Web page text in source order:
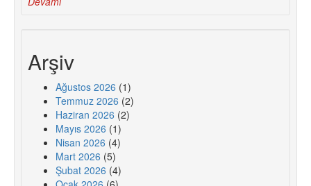
Arşiv
Ağustos 2026 (1)
Temmuz 2026 (2)
Haziran 2026 (2)
Mayıs 2026 (1)
Nisan 2026 (4)
Mart 2026 (5)
Şubat 2026 (4)